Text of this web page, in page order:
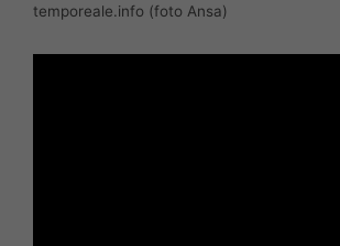
temporeale.info (foto Ansa)